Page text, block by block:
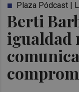
Berti
igualdad
Plaza Pódcast |